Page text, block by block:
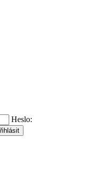
Heslo: